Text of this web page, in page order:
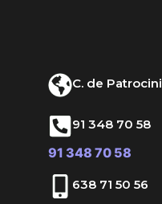
C. de
91 348 70 58
91 348 70 58
638 71 50 56